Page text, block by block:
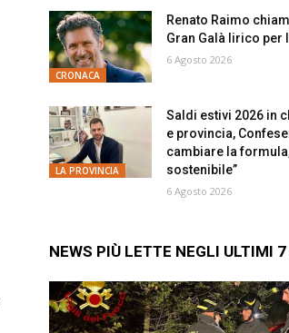
CRONACA
Renato Raimo
Gran Galà lirico per
6 Agosto 2026
LA PROVINCIA
Saldi estivi 2026 in
e provincia,
cambiare la
sostenibile”
6 Agosto 2026
NEWS PIÙ LETTE NEGLI ULTIMI 7